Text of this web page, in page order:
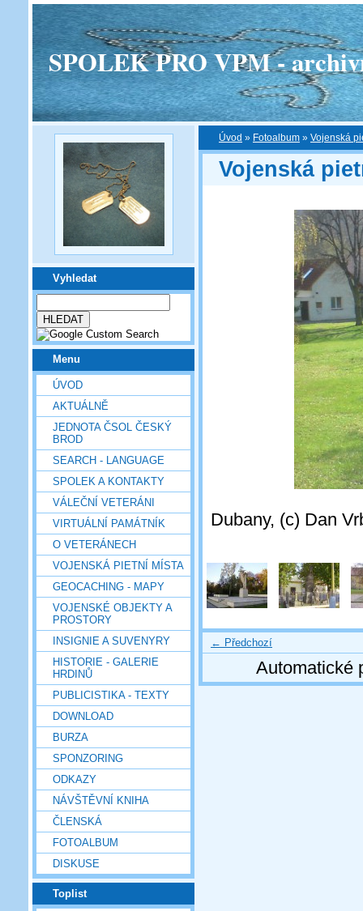
SPOLEK PRO VPM -
Vyhledat
Menu
ÚVOD
AKTUÁLNĚ
JEDNOTA ČSOL ČESKÝ
BROD
SEARCH - LANGUAGE
SPOLEK A KONTAKTY
VÁLEČNÍ VETERÁNI
VIRTUÁLNÍ PAMÁTNÍK
O VETERÁNECH
VOJENSKÁ PIETNÍ MÍSTA
GEOCACHING - MAPY
VOJENSKÉ OBJEKTY A
PROSTORY
INSIGNIE A SUVENYRY
HISTORIE - GALERIE
HRDINŮ
PUBLICISTIKA - TEXTY
DOWNLOAD
BURZA
SPONZORING
ODKAZY
NÁVŠTĚVNÍ KNIHA
ČLENSKÁ
FOTOALBUM
DISKUSE
Toplist
Úvod » Fotoalbum » Vojenská
Vojenská
Dubany, (c) Dan
← Předchozí
Automatické